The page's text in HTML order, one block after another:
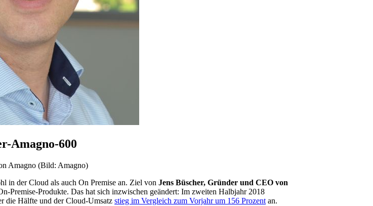
Amagno-600
Amagno (Bild: Amagno)
in der Cloud als auch On Premise an. Ziel vonJens Büscher, Gründer und CEO von
Premise-Produkte. Das hat sich inzwischen geändert: Im zweiten Halbjahr 2018
die Hälfte und der Cloud-Umsatzstieg im Vergleich zum Vorjahr um 156 Prozent an.